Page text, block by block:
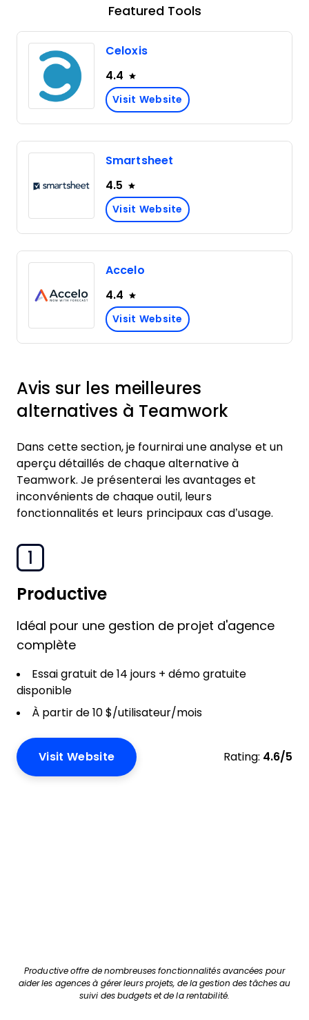
Featured Tools
Celoxis
4.4
Visit Website
Smartsheet
4.5
Visit Website
Accelo
4.4
Visit Website
Avis sur les meilleures
alternatives à Teamwork
Dans cette section, je fournirai une analyse et un
aperçu détaillés de chaque alternative à
Teamwork. Je présenterai les avantages et
inconvénients de chaque outil, leurs
fonctionnalités et leurs principaux cas d’usage.
1
Productive
Idéal pour une gestion de projet d'agence
complète
Essai gratuit de 14 jours + démo gratuite
disponible
À partir de 10 $/utilisateur/mois
Visit Website Rating: 4.6/5
Productive offre de nombreuses fonctionnalités avancées pour
aider les agences à gérer leurs projets, de la gestion des tâches au
suivi des budgets et de la rentabilité.